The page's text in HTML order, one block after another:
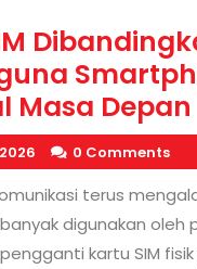
Masa Depan
0 Comments
terus
digunakan
kartu SIM